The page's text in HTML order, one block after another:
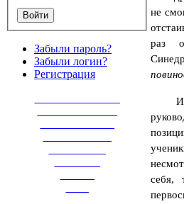
Забыли пароль?
Забыли логин?
Регистрация
не
раз
себя,